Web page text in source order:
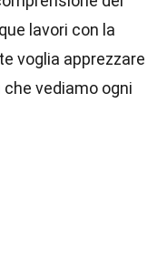
lavori con la
voglia apprezzare
vediamo ogni